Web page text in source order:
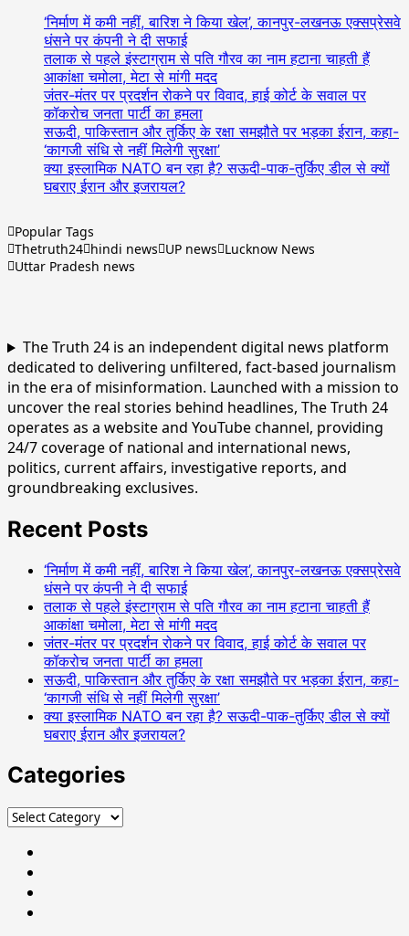
‘निर्माण में कमी नहीं, बारिश ने किया खेल’, कानपुर-लखनऊ एक्सप्रेसवे
धंसने पर कंपनी ने दी सफाई
तलाक से पहले इंस्टाग्राम से पति गौरव का नाम हटाना चाहती हैं
आकांक्षा चमोला, मेटा से मांगी मदद
जंतर-मंतर पर प्रदर्शन रोकने पर विवाद, हाई कोर्ट के सवाल पर
कॉकरोच जनता पार्टी का हमला
सऊदी, पाकिस्तान और तुर्किए के रक्षा समझौते पर भड़का ईरान, कहा-
‘कागजी संधि से नहीं मिलेगी सुरक्षा’
क्या इस्लामिक NATO बन रहा है? सऊदी-पाक-तुर्किए डील से क्यों
घबराए ईरान और इजरायल?
Popular Tags
Thetruth24 hindi news UP news Lucknow News
Uttar Pradesh news
The Truth 24 is an independent digital news platform
dedicated to delivering unfiltered, fact-based journalism
in the era of misinformation. Launched with a mission to
uncover the real stories behind headlines, The Truth 24
operates as a website and YouTube channel, providing
24/7 coverage of national and international news,
politics, current affairs, investigative reports, and
groundbreaking exclusives.
Recent Posts
‘निर्माण में कमी नहीं, बारिश ने किया खेल’, कानपुर-लखनऊ एक्सप्रेसवे
धंसने पर कंपनी ने दी सफाई
तलाक से पहले इंस्टाग्राम से पति गौरव का नाम हटाना चाहती हैं
आकांक्षा चमोला, मेटा से मांगी मदद
जंतर-मंतर पर प्रदर्शन रोकने पर विवाद, हाई कोर्ट के सवाल पर
कॉकरोच जनता पार्टी का हमला
सऊदी, पाकिस्तान और तुर्किए के रक्षा समझौते पर भड़का ईरान, कहा-
‘कागजी संधि से नहीं मिलेगी सुरक्षा’
क्या इस्लामिक NATO बन रहा है? सऊदी-पाक-तुर्किए डील से क्यों
घबराए ईरान और इजरायल?
Categories